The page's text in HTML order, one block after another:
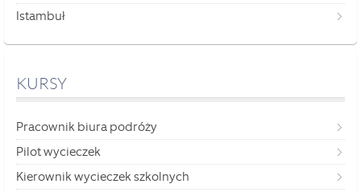
Istambuł
KURSY
Pracownik biura podróży
Pilot wycieczek
Kierownik wycieczek szkolnych